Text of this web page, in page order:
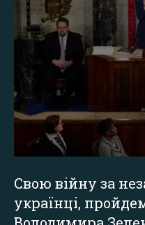
Свою війну за
українці,